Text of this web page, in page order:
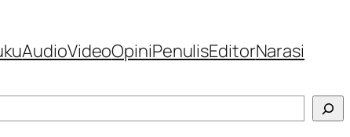
AudioVideoOpiniPenulisEditorNarasi